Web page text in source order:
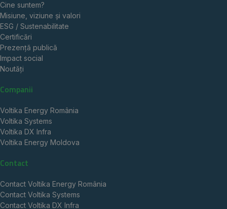
Cine suntem?
Misiune, viziune și valori
ESG / Sustenabilitate
Certificări
Prezență publică
Impact social
Noutăți
Companii
Voltika Energy România
Voltika Systems
Voltika DX Infra
Voltika Energy Moldova
Contact
Contact Voltika Energy România
Contact Voltika Systems
Contact Voltika DX Infra